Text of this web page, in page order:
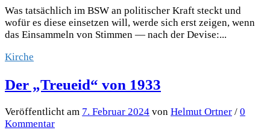
Was tatsächlich im BSW an politischer Kraft steckt und
wofür es diese einsetzen will, werde sich erst zeigen, wenn
das Einsammeln von Stimmen — nach der Devise:...
Kirche
Der „Treueid“ von 1933
Veröffentlicht am 7. Februar 2024 von Helmut Ortner / 0
Kommentar